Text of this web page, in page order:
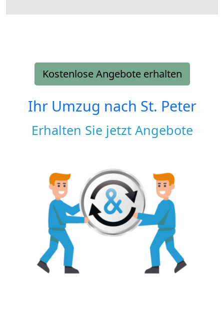
Kostenlose Angebote erhalten
Ihr Umzug nach St. Peter
Erhalten Sie jetzt Angebote